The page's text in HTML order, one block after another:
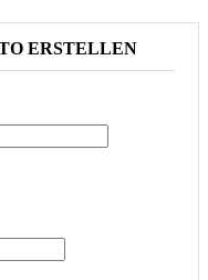
ERSTELLEN